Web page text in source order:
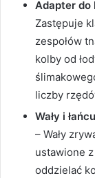
Adapter do
Zastępuje
zespołów
kolby od
liczby
Wały i
– Wały
ustawione
oddzielać